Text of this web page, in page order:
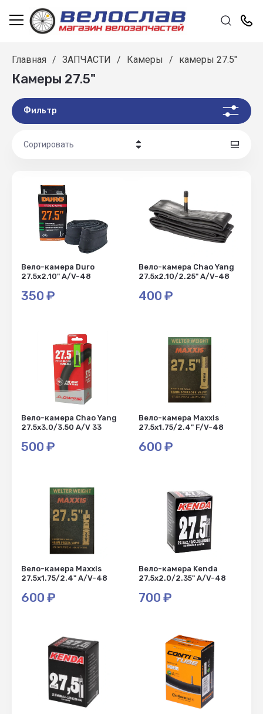
Главная / ЗАПЧАСТИ / Камеры / камеры 27.5"
Камеры 27.5"
Фильтр
Сортировать
Цена - возрастание
Название - Я-А
Название - А-Я
Вело-камера Duro
27.5x2.10" A/V-48
350 ₽
Вело-камера Chao Yang
27.5x2.10/2.25" A/V-48
400 ₽
Вело-камера Chao Yang
27.5x3.0/3.50 A/V 33
500 ₽
Вело-камера Maxxis
27.5x1.75/2.4" F/V-48
600 ₽
Вело-камера Maxxis
27.5x1.75/2.4" A/V-48
600 ₽
Вело-камера Kenda
27.5x2.0/2.35" A/V-48
700 ₽